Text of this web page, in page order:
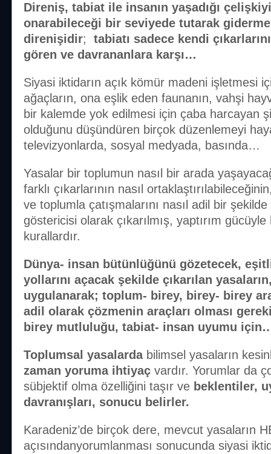
Direniş, tabiat ile insanın yaşadığı
onarabileceği bir seviyede tutarak
direnişidir; tabiatı sadece kendi
gören ve davrananlara karşı…
Siyasi iktidarın açık kömür madeni işletmesi
ağaçların, ona eşlik eden faunanın, vahşi
bir kalemde yok edilmesi için çaba harcayan
olduğunu düşündüren birçok düzenlemeyi
televizyonlarda, sosyal medyada, basında…
Yasalar bir toplumun nasıl bir arada
farklı çıkarlarının nasıl
ve toplumla çatışmalarını nasıl adil bir
göstericisi olarak çıkarılmış, yaptırım
kurallardır.
Dünya- insan bütünlüğünü gözetecek,
yollarını açacak şekilde çıkarılan
uygulanarak; toplum- birey, birey- birey
adil olarak çözmenin araçları olması
birey mutluluğu, tabiat- insan uyumu
Toplumsal yasalardabilimsel yasaların
zaman yoruma ihtiyaç vardır. Yorumlar da
sübjektif olma özelliğini taşır ve beklentiler,
davranışları, sonucu belirler.
Karadeniz’de birçok dere, mevcut yasaların
açısındanyorumlanması sonucunda siyasi